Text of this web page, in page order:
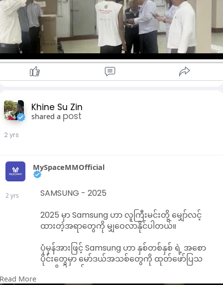
ကာကွယ်ဆေးတွေကို ပြင်းထန်ဝမ်းပျက်ဝမ်းလျှောရောဂါ ကူးစက်
ြစ်ပွားခဲ့တဲ့မြို့နယ်တွေက စာသ်ကျောင်းတွေ၊ သင်တန်းကျောင်း
ေ၊ ဘော်ဒါဆောင်တွေ၊ ဘုန်းတော်ကြီးပညာသင်ကျောင်းတွေ၊
လရှင်ကျောင်းတွေ၊ ပရဟိတဂေဟာကျောင်းတွေ၊ ဘာသာရေး
ျောင်းတွေ၊ မိဘမဲ့ကျောင်းတွေ၊ ဘိုးဘွားရိပ်သာတွေ၊ ကယ်ဆယ်
ေးစခန်းတွေ၊ ဈေးတွေ၊ စားသောက်ဆိုင်တွေ၊ စက်ရုံအလုပ်ရုံတွေ၊
ကျဉ်းထောင်တွေ၊ လူနေထူထပ်ပြီးပတ်ဝန်းကျင်သန့်ရှင်းမှု
ားနည်းတဲ့နေရာတွေမှာ ဦးတည်အုပ်စုအလိုက် တိုက်ကျွေးသွားမှာ
ြီးခဲ့တဲ့ ဇွန်လက ရန်ကုန်တိုင်းဒေသကြီးအတွင်းက ဒေါပုံမြို့နယ်
ပါအဝင် မြို့နယ်တချို့မှာ ပြင်းထန်ဝမ်းပျက်ဝမ်းလျှောရောဂါ
ြစ်ပွားခဲ့ပြီး ကာကွယ်၊ ထိန်းချုပ်၊ကုသရေးလုပ်ငန်းတွေ ဆောင်ရွက်
Khine Su Zin
shared a post
2 yrs
MySpaceMMOfficial
2 yrs
SAMSUNG - 2025
2025 မှာ Samsung ဟာ လူကြီးမင်းတို့ မျှော်လင့်
ထားတဲ့အရာတွေကို မျှဝေလာနိုင်ပါတယ်။
ပုံမှန်အားဖြင့် Samsung ဟာ နှစ်တစ်နှစ် ရဲ့ အစော
ပိုင်းတွေမှာ မော်ဒယ်အသစ်တွေကို ထုတ်ဖော်ပြသ
လေ့ရှိပါတယ်။
Read More